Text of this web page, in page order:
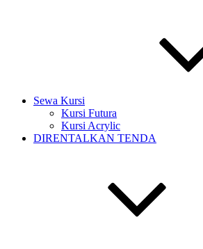
Sewa Kursi
Kursi Futura
Kursi Acrylic
DIRENTALKAN TENDA